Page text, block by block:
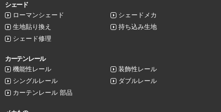
シェード
ローマンシェード
シェードメカ
生地貼り換え
持ち込み生地
シェード修理
カーテンレール
機能性レール
装飾性レール
シングルレール
ダブルレール
カーテンレール 部品